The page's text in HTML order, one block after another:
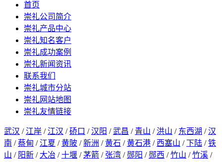
首页
崇礼公司简介
崇礼产品中心
崇礼知名客户
崇礼成功案例
崇礼新闻资讯
联系我们
崇礼城市分站
崇礼网站地图
崇礼友情链接
武汉 / 江岸 / 江汉 /硚口 /汉阳 /武昌 / 青山 / 洪山 / 东西湖 /汉
南 /蔡甸 / 江夏 /黄陂 /新洲 /黄石 /黄石港 / 西塞山 /下陆 /铁
山 / 阳新 / 大冶 /十堰 /茅箭 / 张湾 / 郧阳 / 郧西 /竹山 /竹溪 /